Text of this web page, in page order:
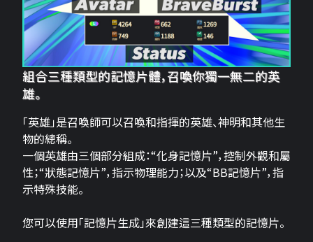
組合三種類型的記憶片體，召喚你獨一無二的英
雄。
「英雄」是召喚師可以召喚和指揮的英雄、神明和其他生
物的總稱。
一個英雄由三個部分組成：“化身記憶片”，控制外觀和屬
性；“狀態記憶片”，指示物理能力；以及“BB記憶片”，指
示特殊技能。
您可以使用「記憶片生成」來創建這三​​種類型的記憶片。